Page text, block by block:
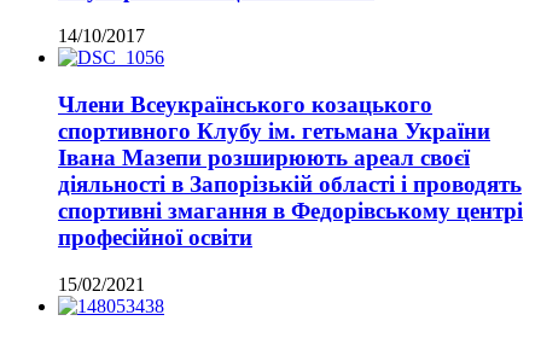
14/10/2017
Члени Всеукраїнського козацького
спортивного Клубу ім. гетьмана України
Івана Мазепи розширюють ареал своєї
діяльності в Запорізькій області і проводять
спортивні змагання в Федорівському центрі
професійної освіти
15/02/2021